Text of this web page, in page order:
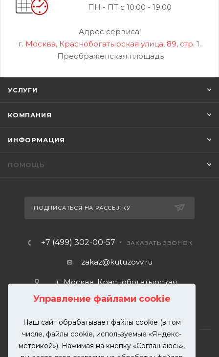
Управление файлами cookie
Наш сайт обрабатывает файлы cookie (в том
числе, файлы cookie, используемые «Яндекс-
метрикой»). Нажимая на кнопку «Соглашаюсь»,
ПН - ПТ с 10:00 - 19:00
Адрес сервиса:
г. Москва, Краснобогатырская улица, 89, стр. 1.
Преображенская площадь
УСЛУГИ
КОМПАНИЯ
ИНФОРМАЦИЯ
ПОМОЩЬ
ПОДПИСАТЬСЯ НА РАССЫЛКУ
+7 (499) 302-00-57 ЗАКАЗАТЬ ЗВОНОК
zakaz@kutuzovv.ru
г. Москва, Краснобогатырская